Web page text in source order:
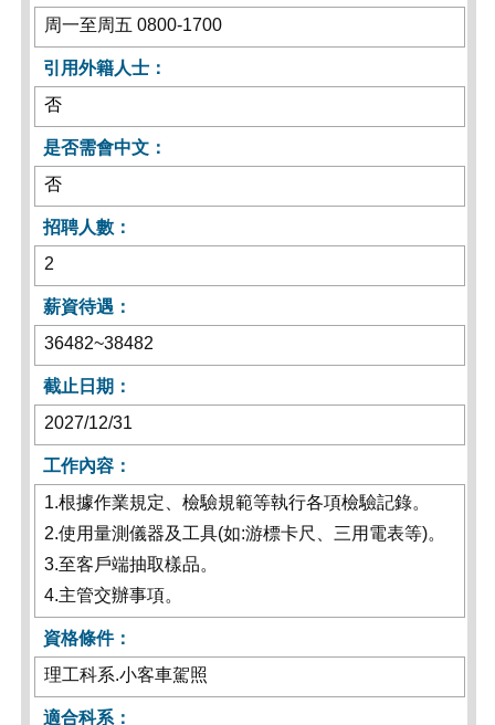
周一至周五 0800-1700
引用外籍人士：
否
是否需會中文：
否
招聘人數：
2
薪資待遇：
36482~38482
截止日期：
2027/12/31
工作內容：
1.根據作業規定、檢驗規範等執行各項檢驗記錄。
2.使用量測儀器及工具(如:游標卡尺、三用電表等)。
3.至客戶端抽取樣品。
4.主管交辦事項。
資格條件：
理工科系.小客車駕照
適合科系：